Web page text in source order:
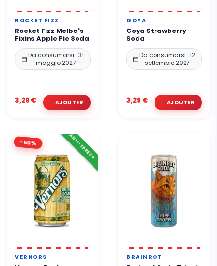
ROCKET FIZZ
Rocket Fizz Melba's
Fixins Apple Pie Soda
Da consumarsi : 31
maggio 2027
3,29 €
GOYA
Goya Strawberry
Soda
Da consumarsi : 12
settembre 2027
3,29 €
-60% ANTI-SPRECO
VERNORS BRAINROT